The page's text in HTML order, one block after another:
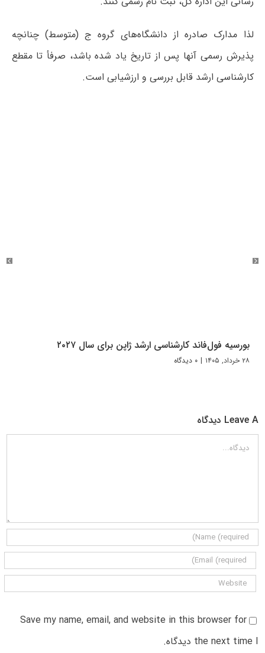
لذا مدارک صادره از دانشگاه‌های گروه ج (متوسط) چنانچه
پذیرش رسمی آنها پس از تاریخ یاد شده باشد، صرفأ تا مقطع
کارشناسی ارشد قابل بررسی و ارزشیابی است.
بورسیه فول‌فاند کارشناسی ارشد ژاپن برای سال ۲۰۲۷
۲۸ خرداد, ۱۴۰۵ | ۰ دیدگاه
Leave A دیدگاه
دیدگاه
Save my name, email, and website in this browser for
the next time I دیدگاه.